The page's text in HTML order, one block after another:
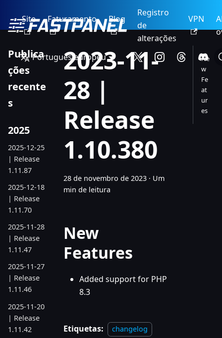
Site Faturamento Blog
Registro
de
alterações
VPN
Português europeu
Publica
ções
recente
s
2025
2025-12-25
| Release
1.11.87
2025-12-18
| Release
1.11.70
2025-11-28
| Release
1.11.47
2025-11-27
| Release
1.11.46
2025-11-20
| Release
1.11.42
2023-11-
28 |
Release
1.10.380
28 de novembro de 2023 · Um
min de leitura
New
Features
Added support for PHP
8.3
Etiquetas: changelog
Ne
w
Fe
at
ur
es